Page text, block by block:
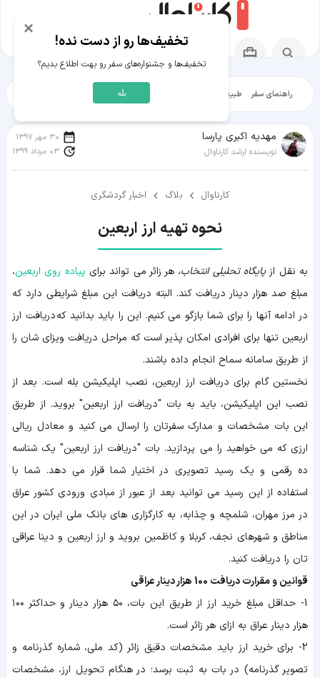
راهنمای سفر طبیعت‌گردی شهرگردی
مهدیه اکبری پارسا
نویسنده ارشد کارناوال
30 مهر 1397
03 مرداد 1399
کارناوال بلاگ اخبار گردشگری
نحوه تهیه ارز اربعین
به نقل از پایگاه تحلیلی انتخاب، هر زائر می تواند برای پیاده روی اربعین،
مبلغ صد هزار دینار دریافت کند. البته دریافت این مبلغ شرایطی دارد که
در ادامه آنها را برای شما بازگو می کنیم. این را باید بدانید که دریافت ارز
اربعین تنها برای افرادی امکان پذیر است که مراحل دریافت ویزای شان را
از طریق سامانه سماح انجام داده باشند.
نخستین گام برای دریافت ارز اربعین، نصب اپلیکیشن بله است. بعد از
نصب این اپلیکیشن، باید به بات "دریافت ارز اربعین" بروید. از طریق
این بات مشخصات و مدارک سفرتان را ارسال می کنید و معادل ریالی
ارزی که می خواهید را می پردازید. بات "دریافت ارز اربعین" یک شناسه
ده رقمی و یک رسید تصویری در اختیار شما قرار می دهد. شما با
استفاده از این رسید می توانید بعد از عبور از مبادی ورودی کشور عراق
در مرز مهران، شلمچه و چذابه، به کارگزاری های بانک ملی ایران در این
مناطق و شهرهای نجف، کربلا و کاظمین بروید و ارز اربعین و دینا عراقی
تان را دریافت کنید.
قوانین و مقرارت دریافت 100 هزار دینار عراقی
1- حداقل مبلغ خرید ارز از طریق این بات، ۵۰ هزار دینار و حداکثر ۱۰۰
هزار دینار عراق به ازای هر زائر است.
2- برای خرید ارز باید مشخصات دقیق زائر (کد ملی، شماره گذرنامه و
تصویر گذرنامه) در بات به ثبت برسد؛ در هنگام تحویل ارز، مشخصات
×
تخفیف‌ها رو از دست نده!
تخفیف‌ها و جشنواره‌های سفر رو بهت اطلاع بدیم؟
بله